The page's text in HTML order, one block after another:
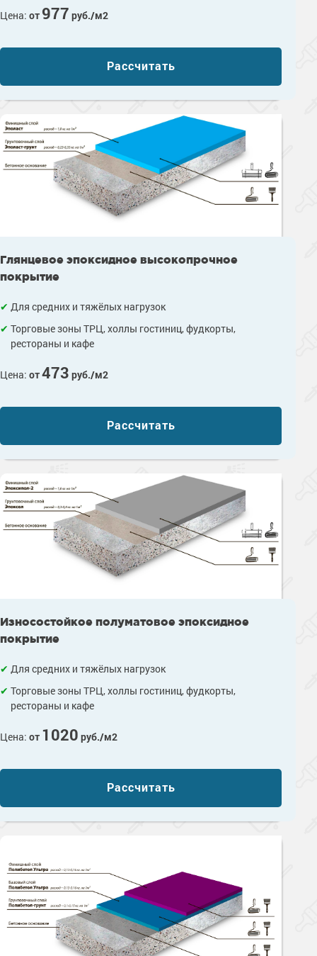
Цена: от 977 руб./м2
Рассчитать
Глянцевое эпоксидное высокопрочное
покрытие
Для средних и тяжёлых нагрузок
Торговые зоны ТРЦ, холлы гостиниц, фудкорты,
рестораны и кафе
Цена: от473 руб./м2
Рассчитать
Износостойкое полуматовое эпоксидное
покрытие
Для средних и тяжёлых нагрузок
Торговые зоны ТРЦ, холлы гостиниц, фудкорты,
рестораны и кафе
Цена: от 1020 руб./м2
Рассчитать